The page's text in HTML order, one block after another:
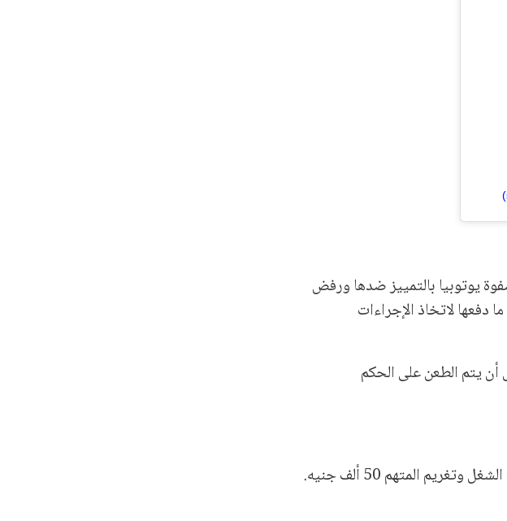
سعد مدير فندق الصفوة يوتوبيا بالتمييز ضدها ورفض
دفعها لاتخاذ الإجراءات
قبل أن يتم الطعن على الحكم
المتهم 50 ألف جنيه.